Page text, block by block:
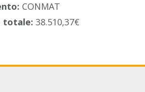
CONMAT
totale: 38.510,37€